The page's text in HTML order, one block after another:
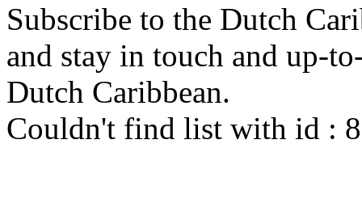
Subscribe to the Dutch
and stay in touch and up-
Dutch Caribbean.
Couldn't find list with id :